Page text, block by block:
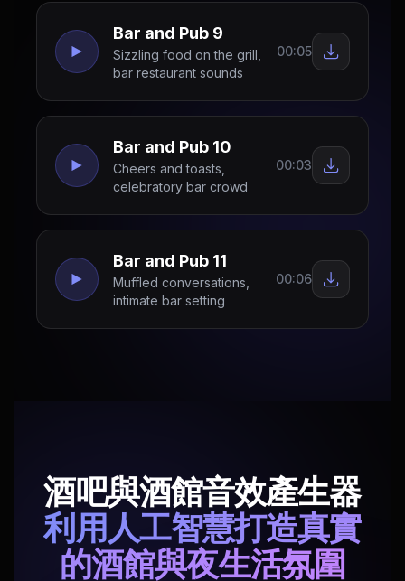
Bar and Pub 9
Sizzling food on the grill,
bar restaurant sounds
00:05
Bar and Pub 10
Cheers and toasts,
celebratory bar crowd
00:03
Bar and Pub 11
Muffled conversations,
intimate bar setting
00:06
酒吧與酒館音效產生器
利用人工智慧打造真實
的酒館與夜生活氛圍